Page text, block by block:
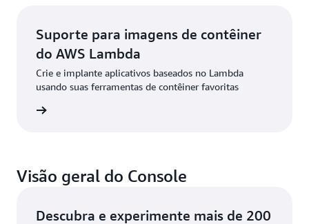
Suporte para imagens de contêiner
do AWS Lambda
Crie e implante aplicativos baseados no Lambda
usando suas ferramentas de contêiner favoritas
Visão geral do Console
Descubra e experimente mais de 200